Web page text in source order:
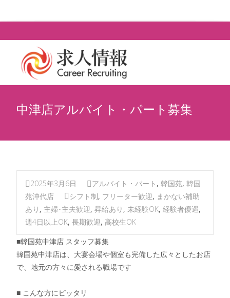
0977-88-6300
中津店アルバイト・パート募集
2025年3月6日 アルバイト・パート , 韓国苑, 韓国
苑沖代店
シフト制, フリーター歓迎, まかない補助
あり , 主婦･主夫歓迎, 昇給あり , 未経験OK, 経験者優遇,
週4日以上OK, 長期歓迎, 高校生OK
■韓国苑中津店 スタッフ募集
韓国苑中津店は、大宴会場や個室も完備した広々としたお店
で、地元の方々に愛される職場です
■ こんな方にピッタリ